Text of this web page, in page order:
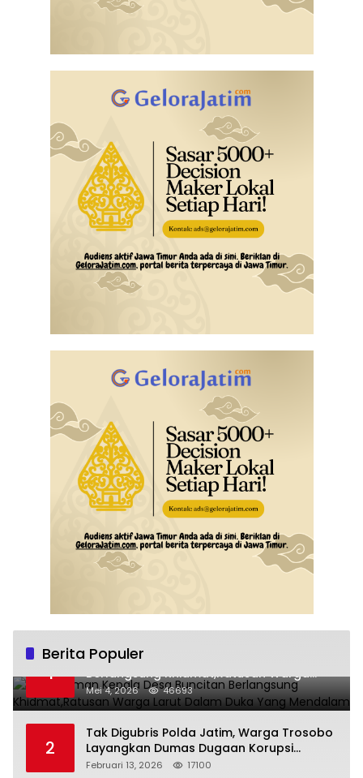
Berita Populer
1
Pemakaman Kepala Desa Buncitan
Berlangsung Khidmat,Ratusan Warga
Larut Dalam Duka Yang Mendalam
Mei 4, 2026 46693
2
Tak Digubris Polda Jatim, Warga Trosobo
Layangkan Dumas Dugaan Korupsi
Oknum DPRD Sidoarjo ke Kapolri
Februari 13, 2026 17100